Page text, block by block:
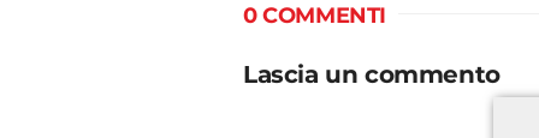
0 COMMENTI
Lascia un commento